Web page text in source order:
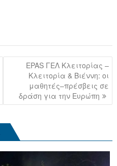
EPAS ΓΕΛ Κλειτορίας –
Κλειτορία & Βιέννη: οι
μαθητές–πρέσβεις σε
δράση για την Ευρώπη